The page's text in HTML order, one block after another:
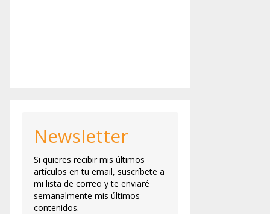
Newsletter
Si quieres recibir mis últimos
artículos en tu email, suscríbete a
mi lista de correo y te enviaré
semanalmente mis últimos
contenidos.